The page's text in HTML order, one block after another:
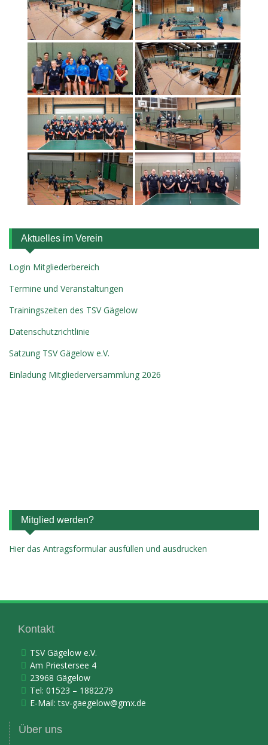
Aktuelles im Verein
Login Mitgliederbereich
Termine und Veranstaltungen
Trainingszeiten des TSV Gägelow
Datenschutzrichtlinie
Satzung TSV Gägelow e.V.
Einladung Mitgliederversammlung 2026
Mitglied werden?
Hier das Antragsformular ausfüllen und ausdrucken
Kontakt
TSV Gägelow e.V.
Am Priestersee 4
23968 Gägelow
Tel: 01523 – 1882279
E-Mail:tsv-gaegelow@gmx.de
Über uns